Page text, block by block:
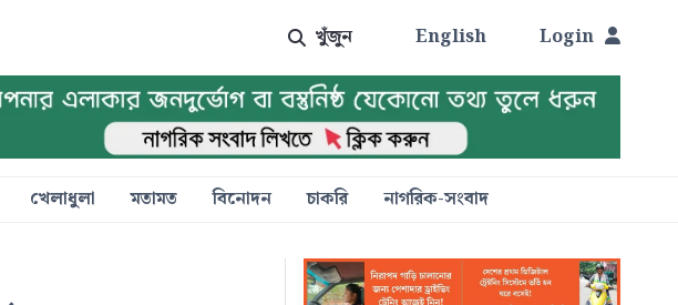
খুঁজুন English Login
খেলাধুলা মতামত বিনোদন চাকরি নাগরিক-সংবাদ